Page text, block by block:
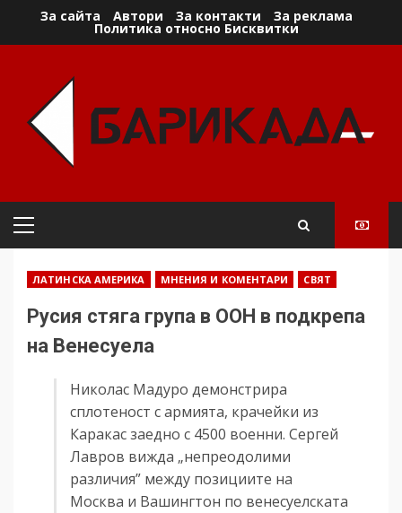
За сайта Автори За контакти За реклама
Политика относно Бисквитки
Primary
ЛАТИНСКА АМЕРИКА МНЕНИЯ И КОМЕНТАРИ СВЯТ
Русия стяга група в ООН в подкрепа
на Венесуела
Николас Мадуро демонстрира
сплотеност с армията, крачейки из
Каракас заедно с 4500 военни. Сергей
Лавров вижда „непреодолими
различия” между позициите на
Москва и Вашингтон по венесуелската